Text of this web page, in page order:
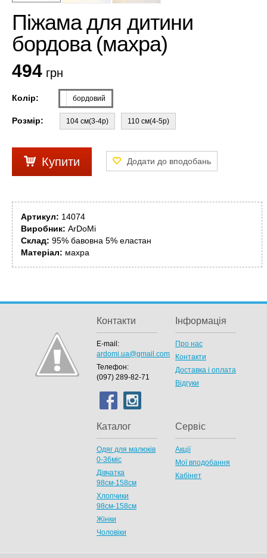
Піжама для дитини
бордова (махра)
494 грн
Колір: бордовий
Розмір: 104 см(3-4р) 110 см(4-5р)
Купити
Артикул: 14074
Виробник: ArDoMi
Склад: 95% бавовна 5% еластан
Матеріал: махра
Контакти
E-mail:
ardomi.ua@gmail.com
Телефон:
(097) 289-82-71
Інформація
Про нас
Контакти
Доставка і оплата
Відгуки
Каталог
Одяг для малюків
0-36міс
Дівчатка
98cм-158см
Хлопчики
98см-158см
Жінки
Чоловіки
Сервіс
Акції
Мої вподобання
Кабінет